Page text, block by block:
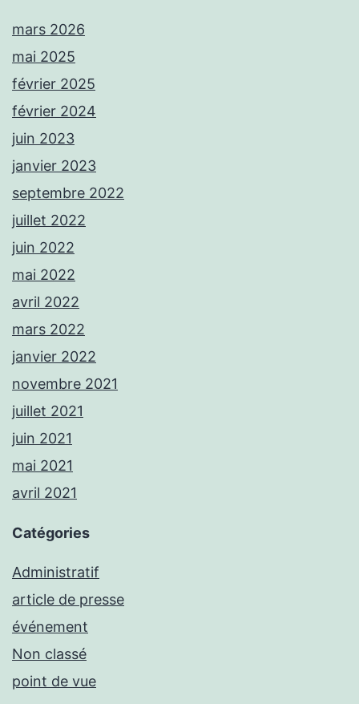
mars 2026
mai 2025
février 2025
février 2024
juin 2023
janvier 2023
septembre 2022
juillet 2022
juin 2022
mai 2022
avril 2022
mars 2022
janvier 2022
novembre 2021
juillet 2021
juin 2021
mai 2021
avril 2021
Catégories
Administratif
article de presse
événement
Non classé
point de vue